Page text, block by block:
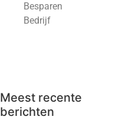
Besparen
Bedrijf
Meest recente
berichten